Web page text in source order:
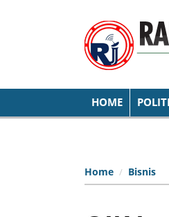
HOME
Home Bisnis